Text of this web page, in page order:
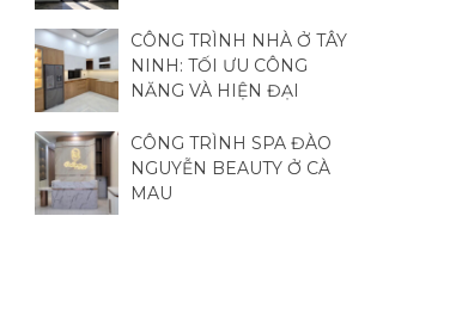
CÔNG TRÌNH NHÀ Ở TÂY
NINH: TỐI ƯU CÔNG
NĂNG VÀ HIỆN ĐẠI
CÔNG TRÌNH SPA ĐÀO
NGUYỄN BEAUTY Ở CÀ
MAU